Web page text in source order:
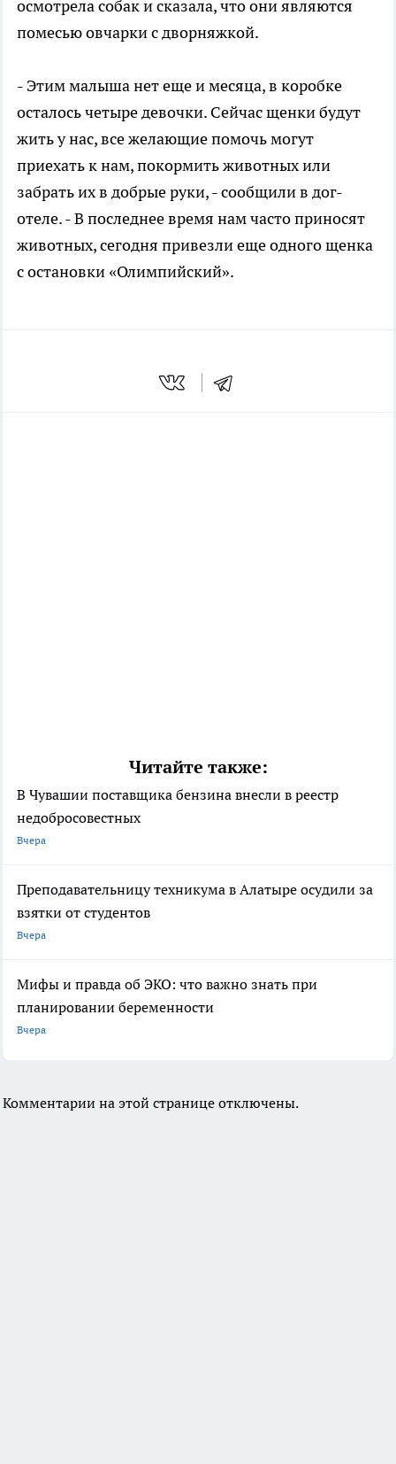
осмотрела собак и сказала, что они являются
помесью овчарки с дворняжкой.
- Этим малыша нет еще и месяца, в коробке
осталось четыре девочки. Сейчас щенки будут
жить у нас, все желающие помочь могут
приехать к нам, покормить животных или
забрать их в добрые руки, - сообщили в дог-
отеле. - В последнее время нам часто приносят
животных, сегодня привезли еще одного щенка
с остановки «Олимпийский».
Читайте также:
В Чувашии поставщика бензина внесли в реестр
недобросовестных
Вчера
Преподавательницу техникума в Алатыре осудили за
взятки от студентов
Вчера
Мифы и правда об ЭКО: что важно знать при
планировании беременности
Вчера
Комментарии на этой странице отключены.